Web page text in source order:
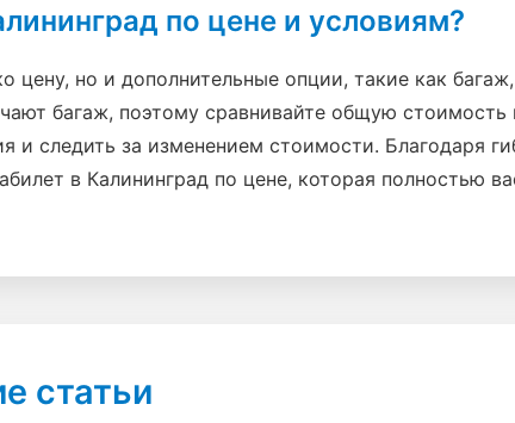
по цене и условиям?
но и дополнительные опции, такие как
багаж, поэтому сравнивайте общую стоимость
и следить за изменением стоимости. Благодаря
в Калининград по цене, которая полностью
статьи